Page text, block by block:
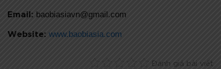
Email: baobiasiavn@gmail.com
Website: www.baobiasia.com
Đánh giá bài viết